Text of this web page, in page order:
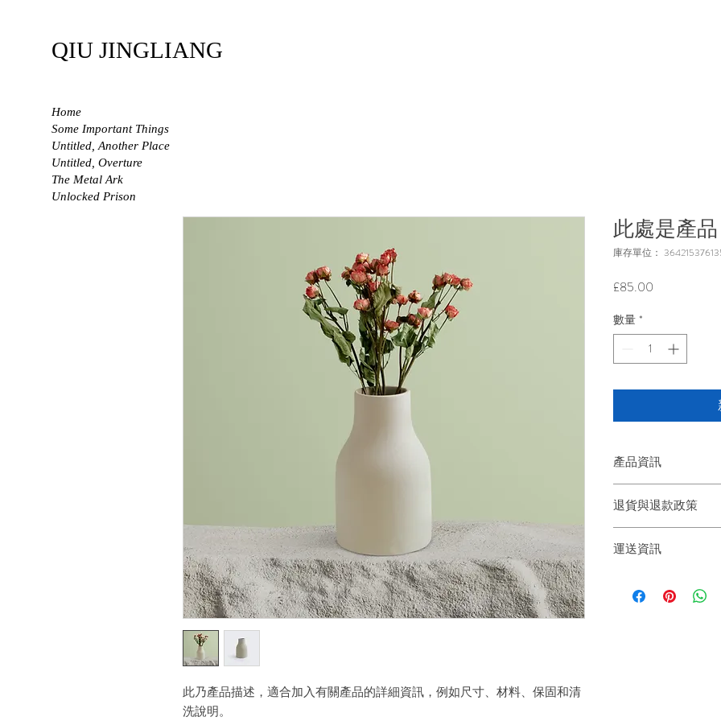
Home
Some Important Things
Untitled, Another Place
Untitled, Overture
The Metal Ark
Unlocked Prison
QIU JINGLIANG
此乃產品描述，適合加入有關產品的詳細資訊，例如尺寸、材料、保固和清
洗說明。
此處是產品
庫存單位：
£85.00
數量 *
產品資訊
寸、材料、保固和清
品的獨特之處，以及
能在購買之前清楚了
客有信心和决心購買
退貨與退款政策
產品。撰寫政策時，
運送資訊
的資訊。撰寫政策